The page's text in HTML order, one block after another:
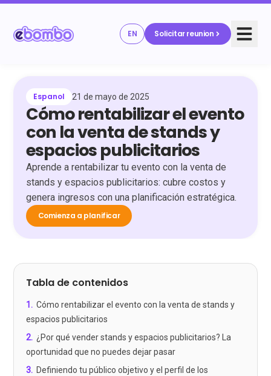
EN Solicitar reunion
Espanol 21 de mayo de 2025
Cómo rentabilizar el evento
con la venta de stands y
espacios publicitarios
Aprende a rentabilizar tu evento con la venta de
stands y espacios publicitarios: cubre costos y
genera ingresos con una planificación estratégica.
Comienza a planificar
Tabla de contenidos
1 . Cómo rentabilizar el evento con la venta de stands y
espacios publicitarios
2. ¿Por qué vender stands y espacios publicitarios? La
oportunidad que no puedes dejar pasar
3. Definiendo tu público objetivo y el perfil de los